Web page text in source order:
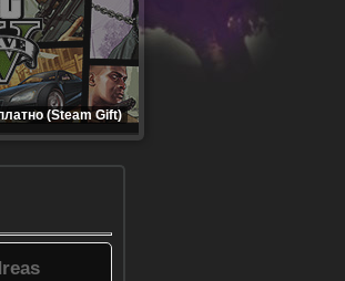
(Steam Gift)